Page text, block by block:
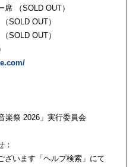
（SOLD OUT）
SOLD OUT）
SOLD OUT）
楽祭 2026」実行委員会
：
ざいます「ヘルプ検索」にて